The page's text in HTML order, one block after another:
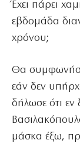
Έχει πάρει
εβδομάδα
χρόνου;
Θα
εάν δεν
δήλωσε ότι
μάσκα έξω,